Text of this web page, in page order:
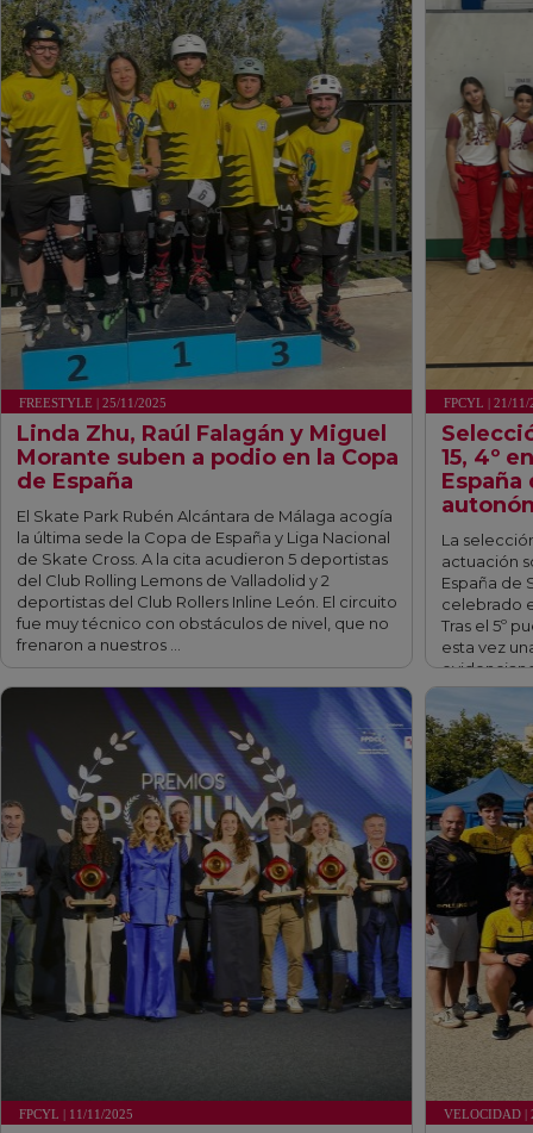
FREESTYLE | 25/11/2025
Linda Zhu, Raúl Falagán y Miguel
Morante suben a podio en la Copa
de España
El Skate Park Rubén Alcántara de Málaga acogía
la última sede la Copa de España y Liga Nacional
de Skate Cross. A la cita acudieron 5 deportistas
del Club Rolling Lemons de Valladolid y 2
deportistas del Club Rollers Inline León. El circuito
fue muy técnico con obstáculos de nivel, que no
frenaron a nuestros …
FPCYL | 21/11/
15, 4º
La
actuación
España de
celebrado
Tras el 5º
esta vez
FPCYL | 11/11/2025 VELOCIDAD |